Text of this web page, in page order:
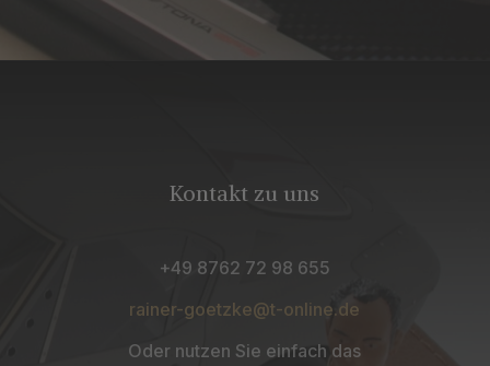
Kontakt zu uns
+49 8762 72 98 655
rainer-goetzke@t-online.de
Oder nutzen Sie einfach das